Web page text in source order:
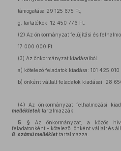
támogatása 29 125 675 Ft,
g. tartalékok: 12 450 776 Ft.
(2) Az önkormányzat felújítási és
17 000 000 Ft.
(3) Az önkormányzat kiadásaiból:
a) kötelező feladatok kiadása: 101 425 010
b) önként vállalt feladatok kiadásai: 28
(4) Az önkormányzat felhalmozási
mellékletek tartalmazzák.
5. § Az önkormányzat, a közös
feladatonként – kötelező, önként vállalt és
8. számú melléklet tartalmazza.